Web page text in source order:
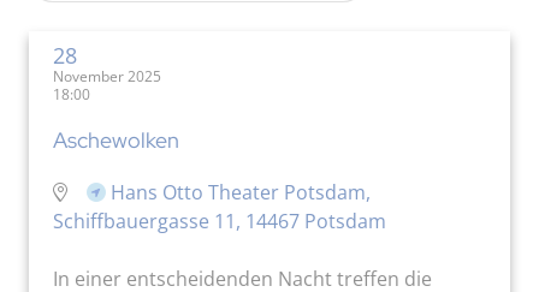
28
November 2025
18:00
Aschewolken
Hans Otto Theater Potsdam,
Schiffbauergasse 11, 14467 Potsdam
In einer entscheidenden Nacht treffen die